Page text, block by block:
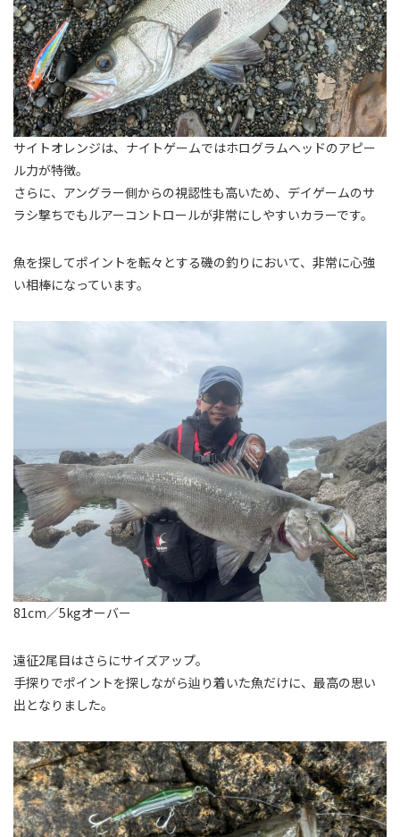
サイトオレンジは、ナイトゲームではホログラムヘッドのアピー
ル力が特徴。
さらに、アングラー側からの視認性も高いため、デイゲームのサ
ラシ撃ちでもルアーコントロールが非常にしやすいカラーです。
魚を探してポイントを転々とする磯の釣りにおいて、非常に心強
い相棒になっています。
81cm／5kgオーバー
遠征2尾目はさらにサイズアップ。
手探りでポイントを探しながら辿り着いた魚だけに、最高の思い
出となりました。